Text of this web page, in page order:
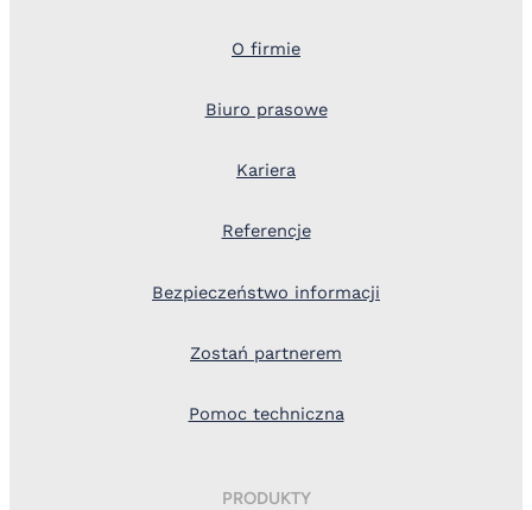
O firmie
Biuro prasowe
Kariera
Referencje
Bezpieczeństwo informacji
Zostań partnerem
Pomoc techniczna
PRODUKTY